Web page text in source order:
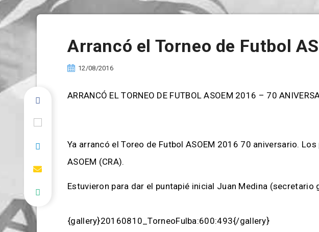
Arrancó el Torneo de Futbol
12/08/2016
ARRANCÓ EL TORNEO DE FUTBOL ASOEM 2016 – 70
Ya arrancó el Toreo de Futbol ASOEM 2016 70 aniversario.
ASOEM (CRA).
Estuvieron para dar el puntapié inicial Juan Medina
{gallery}20160810_TorneoFulba:600:493{/gallery}